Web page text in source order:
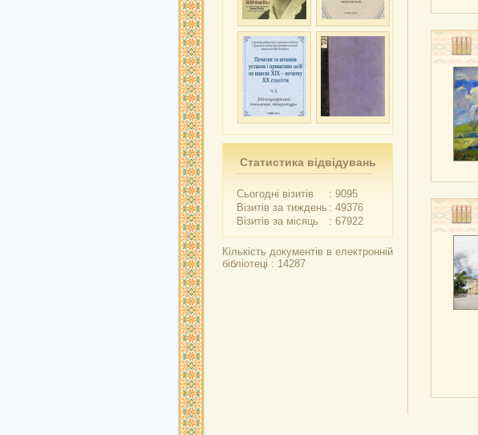
Статистика відвідувань
Сьогодні візитів
: 9095
Візитів за тиждень : 49376
Візитів за місяць
: 67922
Кількість документів в електронній
бібліотеці : 14287